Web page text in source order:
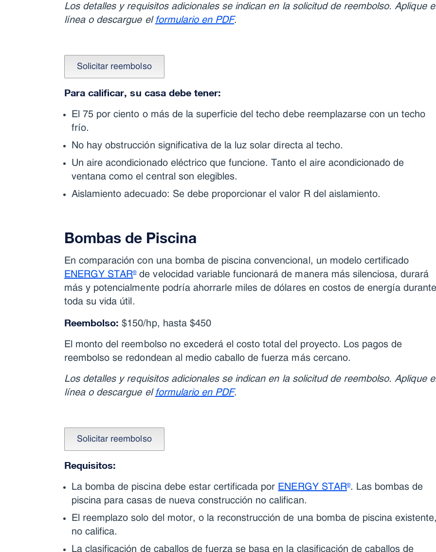
Los detalles y requisitos adicionales se indican en la solicitud de reembolso. Aplique
línea o descargue el formulario en PDF.
Para calificar, su casa debe tener:
El 75 por ciento o más de la superficie del techo debe reemplazarse con un techo
frío.
No hay obstrucción significativa de la luz solar directa al techo.
Un aire acondicionado eléctrico que funcione. Tanto el aire acondicionado de
ventana como el central son elegibles.
Aislamiento adecuado: Se debe proporcionar el valor R del aislamiento.
Bombas de Piscina
En comparación con una bomba de piscina convencional, un modelo certificado
ENERGY STAR®de velocidad variable funcionará de manera más silenciosa, durará
más y potencialmente podría ahorrarle miles de dólares en costos de energía
toda su vida útil.
Reembolso: $150/hp, hasta $450
El monto del reembolso no excederá el costo total del proyecto. Los pagos de
reembolso se redondean al medio caballo de fuerza más cercano.
Los detalles y requisitos adicionales se indican en la solicitud de reembolso. Aplique
línea o descargue el formulario en PDF.
Requisitos:
La bomba de piscina debe estar certificada por ENERGY STAR®. Las bombas de
piscina para casas de nueva construcción no califican.
El reemplazo solo del motor, o la reconstrucción de una bomba de piscina
no califica.
La clasificación de caballos de fuerza se basa en la clasificación de caballos de